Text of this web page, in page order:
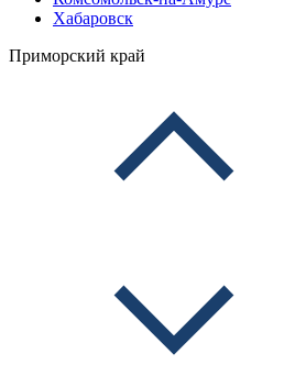
Хабаровск
Приморский край